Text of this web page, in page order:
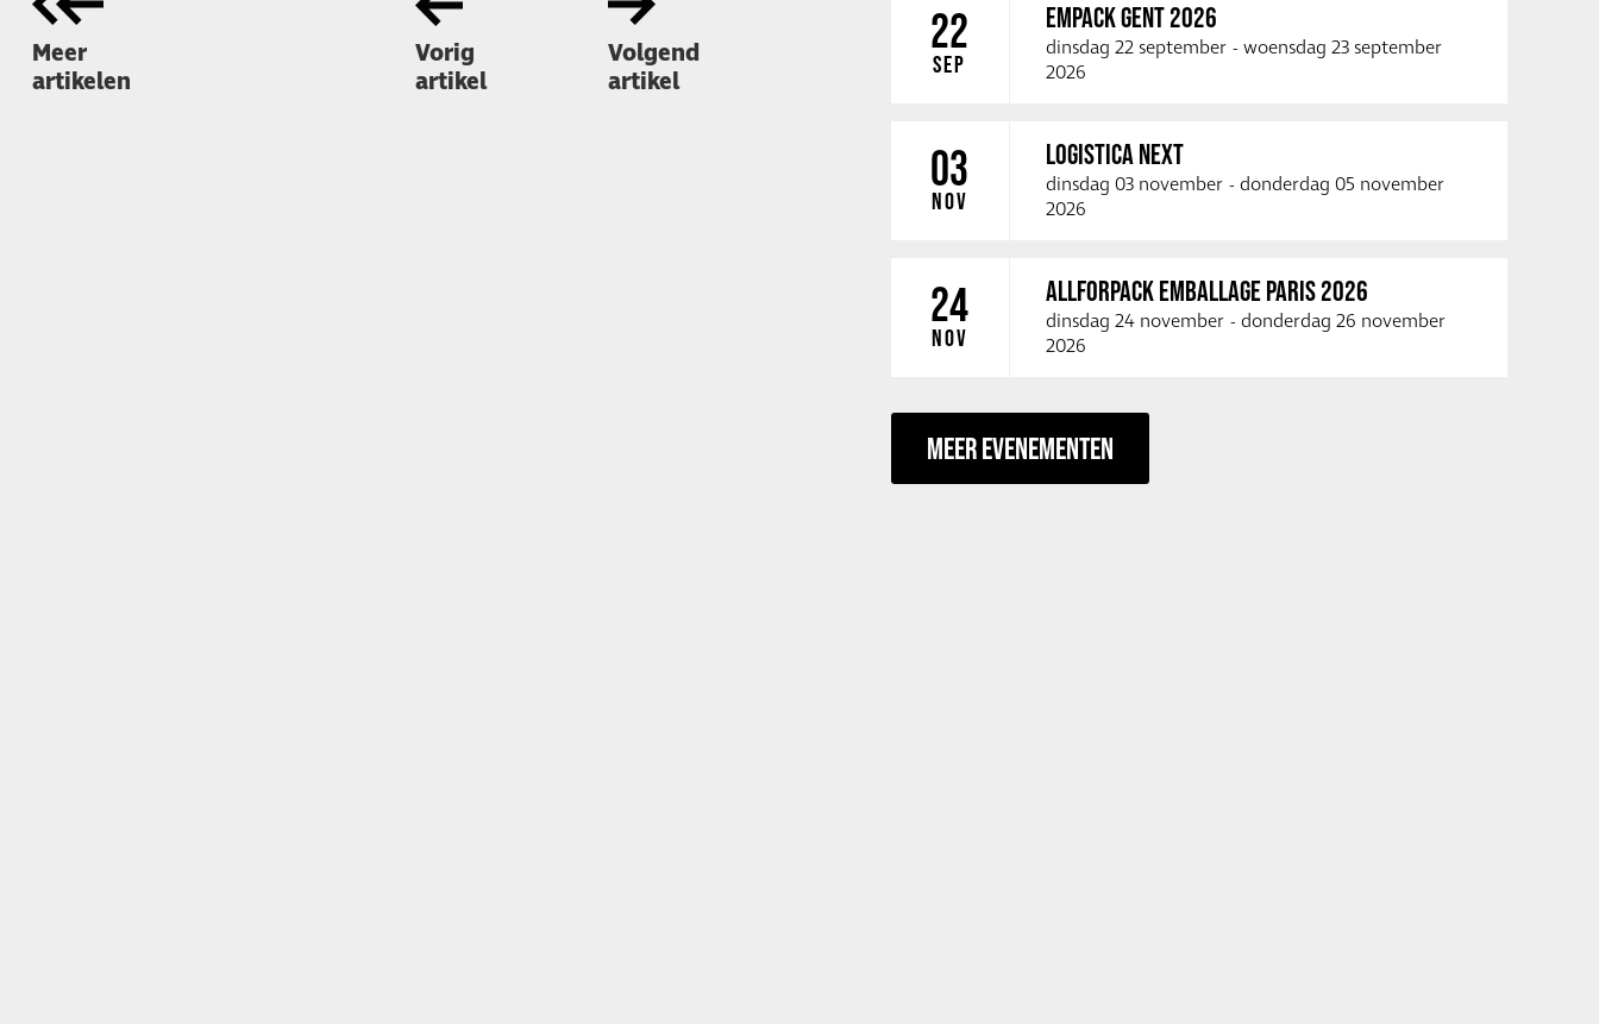
Meer
artikelen
Vorig
artikel
Volgend
artikel
22
SEP
EMPACK GENT 2026
dinsdag 22 september - woensdag 23 september
2026
03
NOV
LOGISTICA NEXT
dinsdag 03 november - donderdag 05 november
2026
24
NOV
ALLFORPACK EMBALLAGE PARIS 2026
dinsdag 24 november - donderdag 26 november
2026
MEER EVENEMENTEN